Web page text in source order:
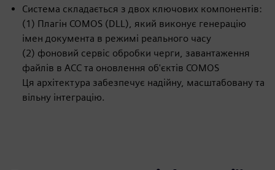
Система складається з двох ключових компонентів:
(1) Плагін COMOS (DLL), який виконує генерацію
імен документа в режимі реального часу
(2) фоновий сервіс обробки черги, завантаження
файлів в ACC та оновлення об'єктів COMOS
Ця архітектура забезпечує надійну, масштабовану та
вільну інтеграцію.